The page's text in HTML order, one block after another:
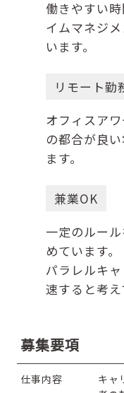
働きやすい
イムマネジ
います。
リモート勤
オフィスア
の都合が良
ます。
兼業OK
一定のルー
めています。
パラレルキ
速すると考え
募集要項
仕事内容
キャ